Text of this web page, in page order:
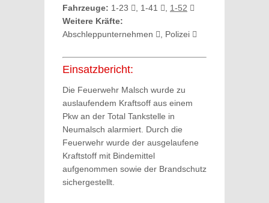
Fahrzeuge: 1-23 , 1-41
1-52
Weitere Kräfte:
Abschleppunternehmen
, Polizei
Einsatzbericht:
Die Feuerwehr Malsch wurde zu
auslaufendem Kraftsoff aus einem
Pkw an der Total Tankstelle in
Neumalsch alarmiert. Durch die
Feuerwehr wurde der ausgelaufene
Kraftstoff mit Bindemittel
aufgenommen sowie der Brandschutz
sichergestellt.